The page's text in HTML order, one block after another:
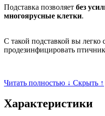
Подставка позволяет без
многоярусные клетки.
С такой подставкой вы легко
продезинфицировать
Читать полностью ↓ Скрыть ↑
Характеристики